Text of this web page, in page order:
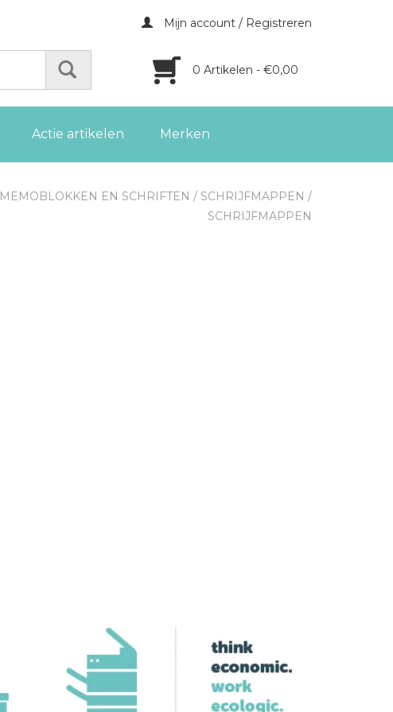
Mijn account / Registreren
0 Artikelen - €0,00
Actie artikelen Merken
MEMOBLOKKEN EN SCHRIFTEN / SCHRIJFMAPPEN /
SCHRIJFMAPPEN